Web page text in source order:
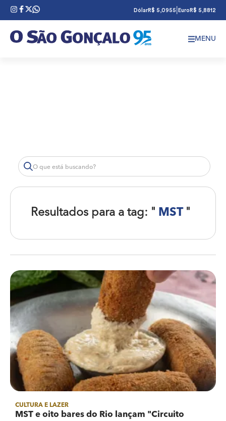
DólarR$ 5,0955 Euro R$ 5,8812
MENU
Resultados para a tag: " MST "
CULTURA E LAZER
MST e oito bares do Rio lançam "Circuito